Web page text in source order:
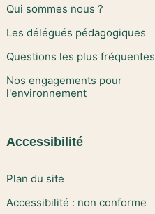
Qui sommes nous ?
Les délégués pédagogiques
Questions les plus fréquentes
Nos engagements pour
l'environnement
Accessibilité
Plan du site
Accessibilité : non conforme